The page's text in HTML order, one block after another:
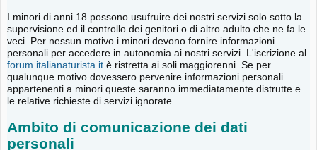
I minori di anni 18 possono usufruire dei nostri servizi solo sotto la
supervisione ed il controllo dei genitori o di altro adulto che ne fa le
veci. Per nessun motivo i minori devono fornire informazioni
personali per accedere in autonomia ai nostri servizi. L'iscrizione al
forum.italianaturista.it è ristretta ai soli maggiorenni. Se per
qualunque motivo dovessero pervenire informazioni personali
appartenenti a minori queste saranno immediatamente distrutte e
le relative richieste di servizi ignorate.
Ambito di comunicazione dei dati
personali